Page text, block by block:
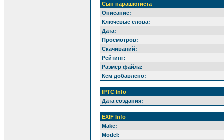
Сын парашютиста
Описание:
Ключевые слова:
Дата:
Просмотров:
Скачиваний:
Рейтинг:
Размер файла:
Кем добавлено:
IPTC Info
Дата создания:
EXIF Info
Make:
Model: